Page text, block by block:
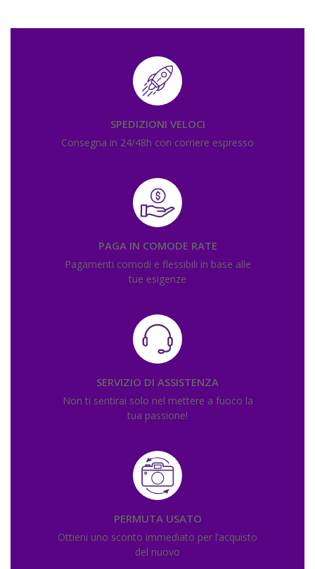
SPEDIZIONI VELOCI
Consegna in 24/48h con corriere espresso
PAGA IN COMODE RATE
Pagamenti comodi e flessibili in base alle
tue esigenze
SERVIZIO DI ASSISTENZA
Non ti sentirai solo nel mettere a fuoco la
tua passione!
PERMUTA USATO
Ottieni uno sconto immediato per l’acquisto
del nuovo